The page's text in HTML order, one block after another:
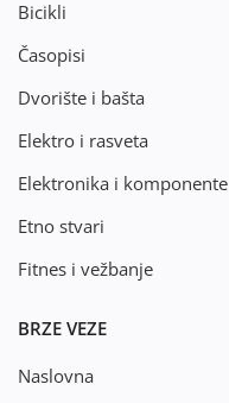
Bicikli
Časopisi
Dvorište i bašta
Elektro i rasveta
Elektronika i komponente
Etno stvari
Fitnes i vežbanje
BRZE VEZE
Naslovna